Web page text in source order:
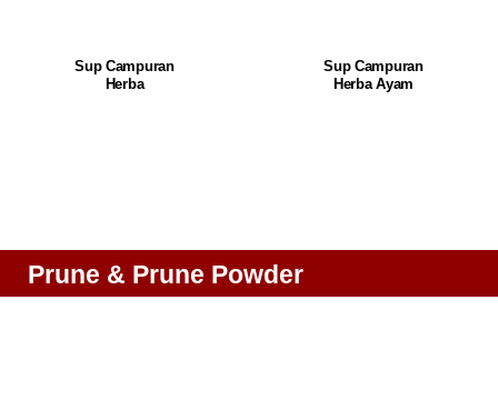
Sup Campuran
Herba
Sup Campuran
Herba Ayam
Prune & Prune Powder